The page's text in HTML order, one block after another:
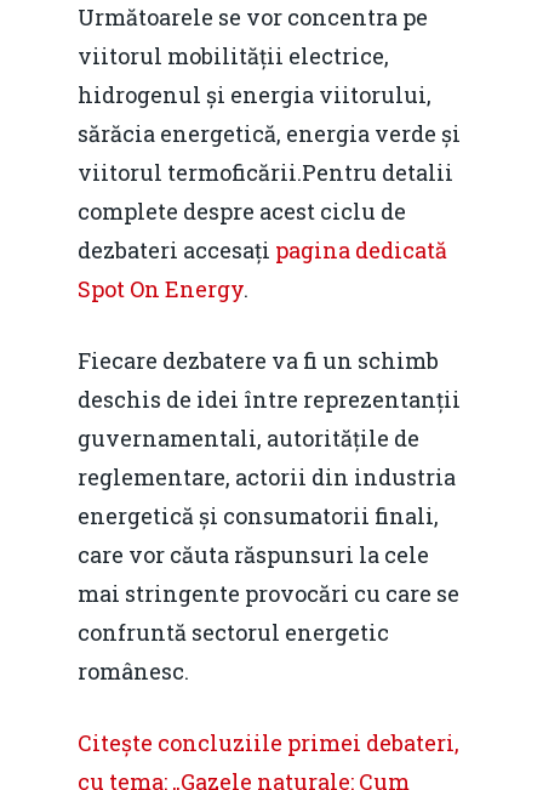
Următoarele se vor concentra pe
viitorul mobilității electrice,
hidrogenul și energia viitorului,
sărăcia energetică, energia verde și
viitorul termoficării.Pentru detalii
complete despre acest ciclu de
dezbateri accesați pagina dedicată
Spot On Energy.
Fiecare dezbatere va fi un schimb
deschis de idei între reprezentanții
guvernamentali, autoritățile de
reglementare, actorii din industria
energetică și consumatorii finali,
care vor căuta răspunsuri la cele
mai stringente provocări cu care se
confruntă sectorul energetic
românesc.
Citește concluziile primei debateri,
cu tema: „Gazele naturale: Cum